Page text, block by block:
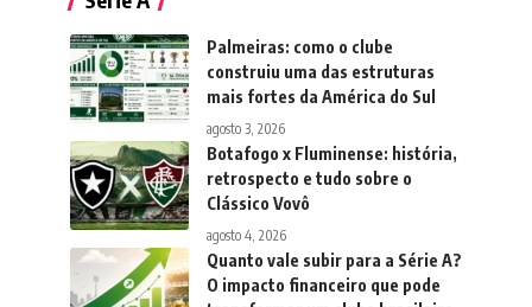
Palmeiras: como o clube
construiu uma das estruturas
mais fortes da América do Sul
agosto 3, 2026
Botafogo x Fluminense: história,
retrospecto e tudo sobre o
Clássico Vovô
agosto 4, 2026
Quanto vale subir para a Série A?
O impacto financeiro que pode